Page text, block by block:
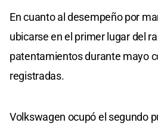
En cuanto al desempeño por
ubicarse en el primer lugar del
patentamientos durante mayo
registradas.
Volkswagen ocupó el segundo